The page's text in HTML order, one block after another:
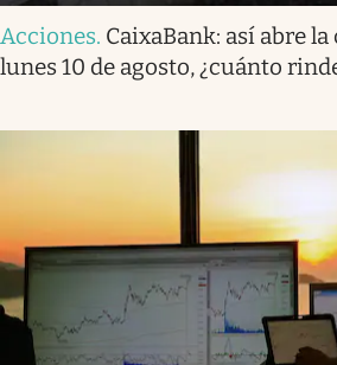
Acciones. CaixaBank: así abre
lunes 10 de agosto, ¿cuánto